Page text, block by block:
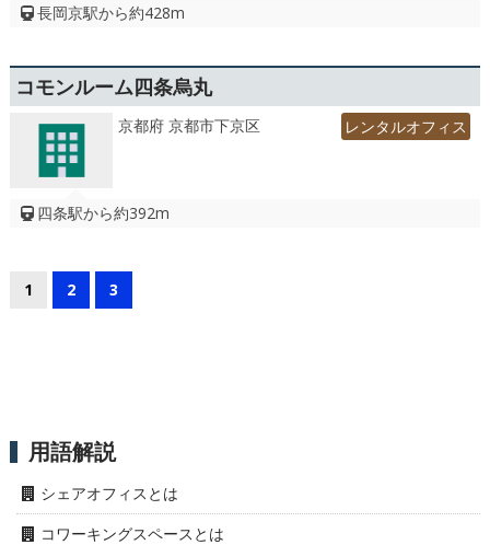
長岡京駅から約428m
コモンルーム四条烏丸
京都府 京都市下京区 レンタルオフィス
四条駅から約392m
1 2 3
用語解説
シェアオフィスとは
コワーキングスペースとは